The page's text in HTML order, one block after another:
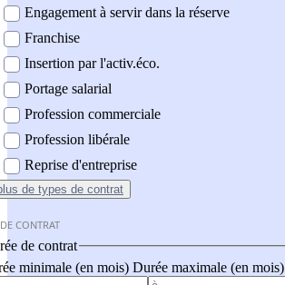
Engagement à servir dans la réserve
Franchise
Insertion par l'activ.éco.
Portage salarial
Profession commerciale
Profession libérale
Reprise d'entreprise
de types de contrat
CONTRAT
de contrat
minimale (en mois) Durée maximale (en mois)